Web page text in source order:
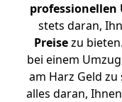
professionellen
stets daran,
Preisezu
bei einem
am Harz Geld
alles daran,